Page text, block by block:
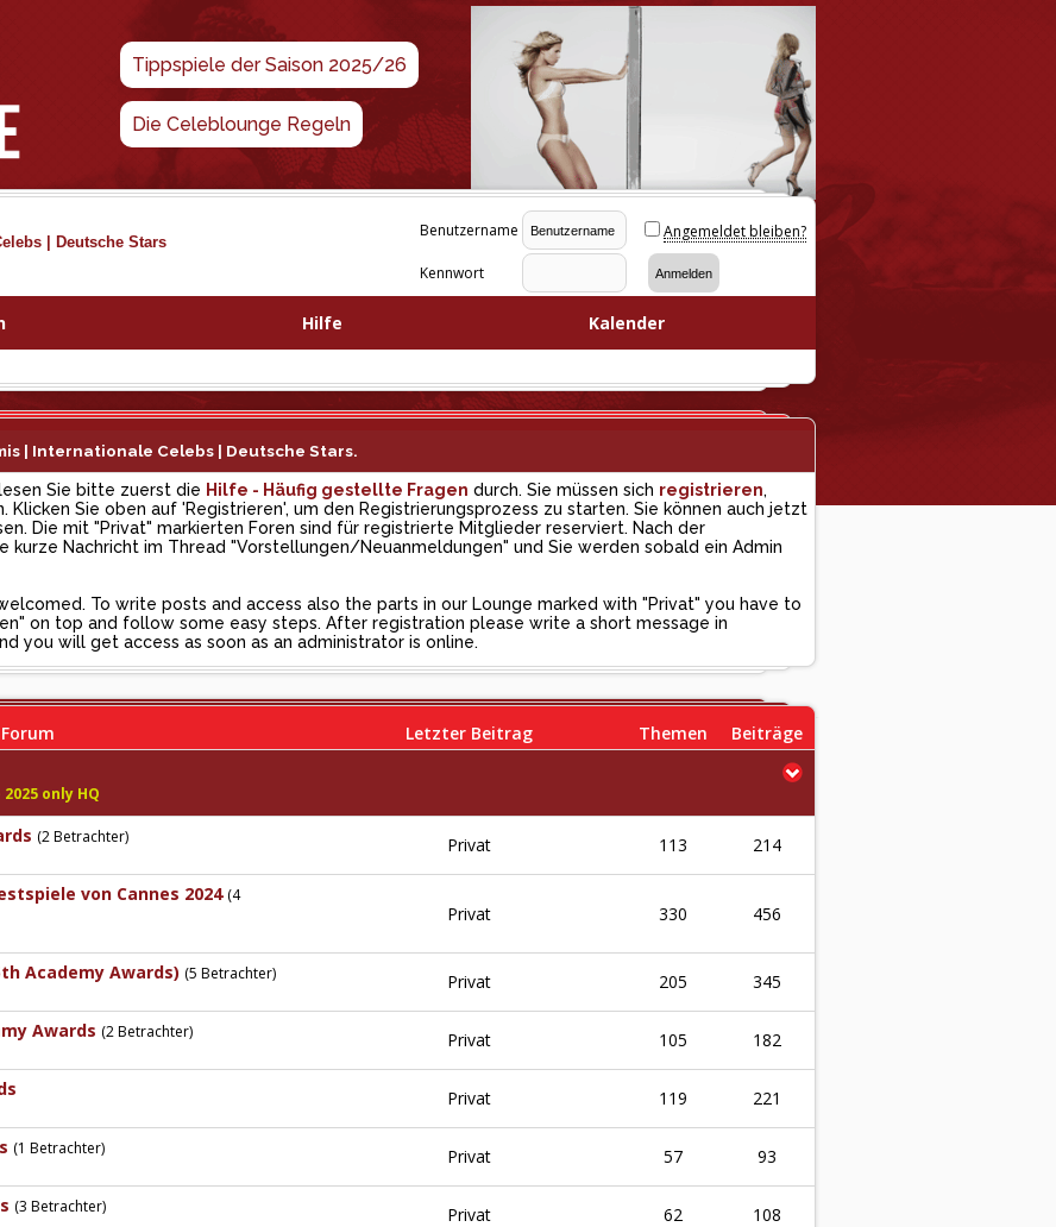
Tippspiele der Saison 2025/26
Die Celeblounge Regeln
| Deutsche Stars
Benutzername Angemeldet bleiben?
Kennwort
Hilfe Kalender
| Internationale Celebs | Deutsche Stars.
Sie bitte zuerst die Hilfe - Häufig gestellte Fragen durch. Sie müssen sich registrieren,
Klicken Sie oben auf 'Registrieren', um den Registrierungsprozess zu starten. Sie können auch jetzt
Die mit "Privat" markierten Foren sind für registrierte Mitglieder reserviert. Nach der
kurze Nachricht im Thread "Vorstellungen/Neuanmeldungen" und Sie werden sobald ein Admin
To write posts and access also the parts in our Lounge marked with "Privat" you have to
on top and follow some easy steps. After registration please write a short message in
you will get access as soon as an administrator is online.
Forum Letzter Beitrag Themen Beiträge
only HQ
(2 Betrachter)
Privat 113 214
von Cannes 2024 (4
Privat 330 456
Academy Awards) (5 Betrachter)
Privat 205 345
Awards (2 Betrachter)
Privat 105 182
Privat 119 221
(1 Betrachter)
Privat 57 93
(3 Betrachter)
Privat 62 108